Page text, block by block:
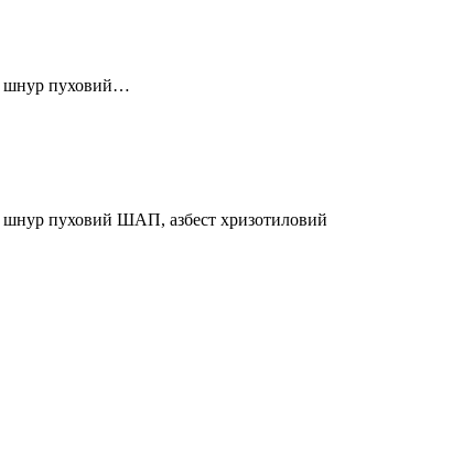
шнур пуховий…
шнур пуховий ШАП, азбест хризотиловий